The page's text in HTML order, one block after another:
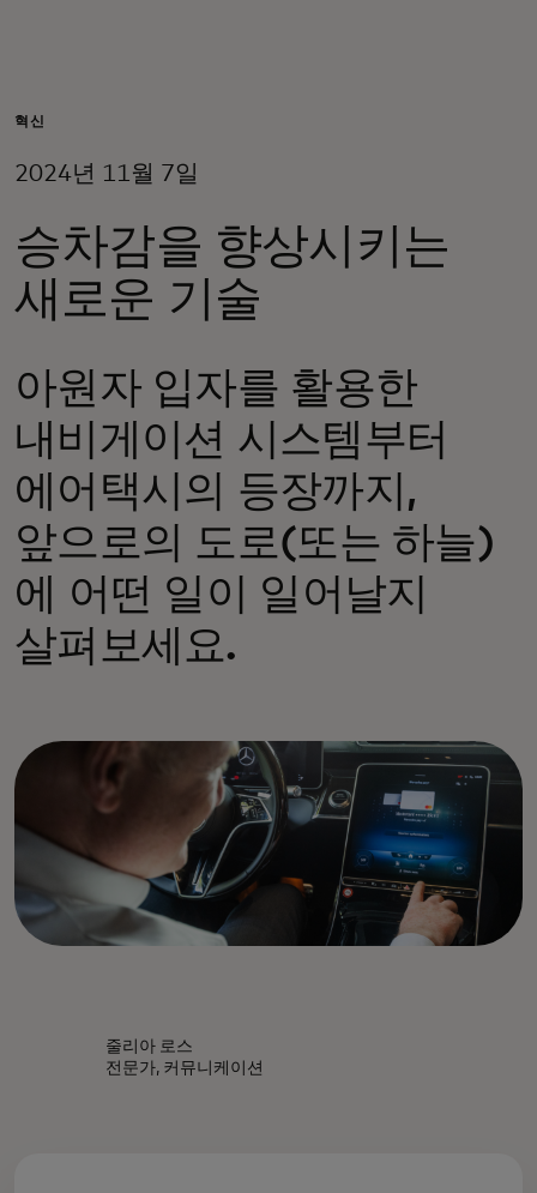
이노베이터
혁신
2024년 11월 7일
승차감을 향상시키는
새로운 기술
아원자 입자를 활용한
내비게이션 시스템부터
에어택시의 등장까지,
앞으로의 도로(또는 하늘)
에 어떤 일이 일어날지
살펴보세요.
줄리아 로스
전문가, 커뮤니케이션